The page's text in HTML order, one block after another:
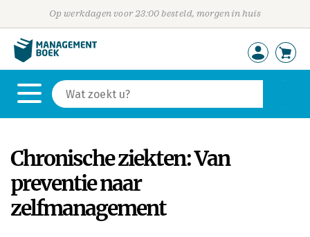
Op werkdagen voor 23:00 besteld, morgen in huis
Chronische ziekten: Van
preventie naar
zelfmanagement